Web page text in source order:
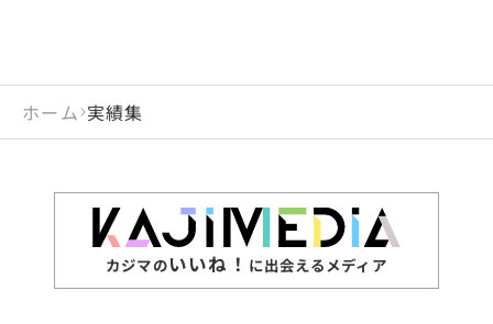
ホーム 実績集
カジマのいいね！ に出会えるメディア